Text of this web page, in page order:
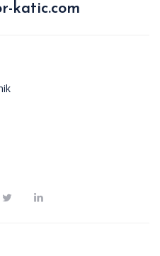
katic.com